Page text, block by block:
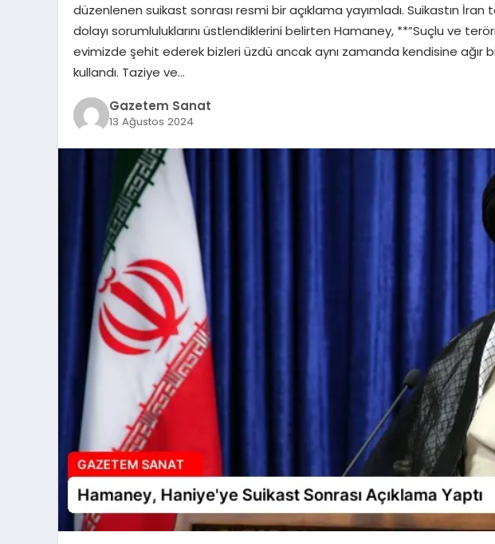
düzenlenen suikast sonrası resmi bir açıklama yayımladı. Suikastın
dolayı sorumluluklarını üstlendiklerini belirten Hamaney, **”Suçlu ve
evimizde şehit ederek bizleri üzdü ancak aynı zamanda kendisine ağır
kullandı. Taziye ve…
Gazetem Sanat
13 Ağustos 2024